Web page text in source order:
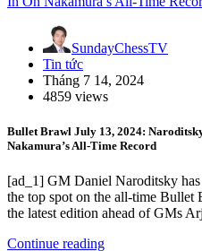
SundayChessTV
Tin tức
Tháng 7 14, 2024
4859 views
Bullet Brawl July 13, 2024:
Nakamura’s All-Time Record
[ad_1] GM Daniel Naroditsky
the top spot on the all-time
the latest edition ahead of GMs
Continue reading